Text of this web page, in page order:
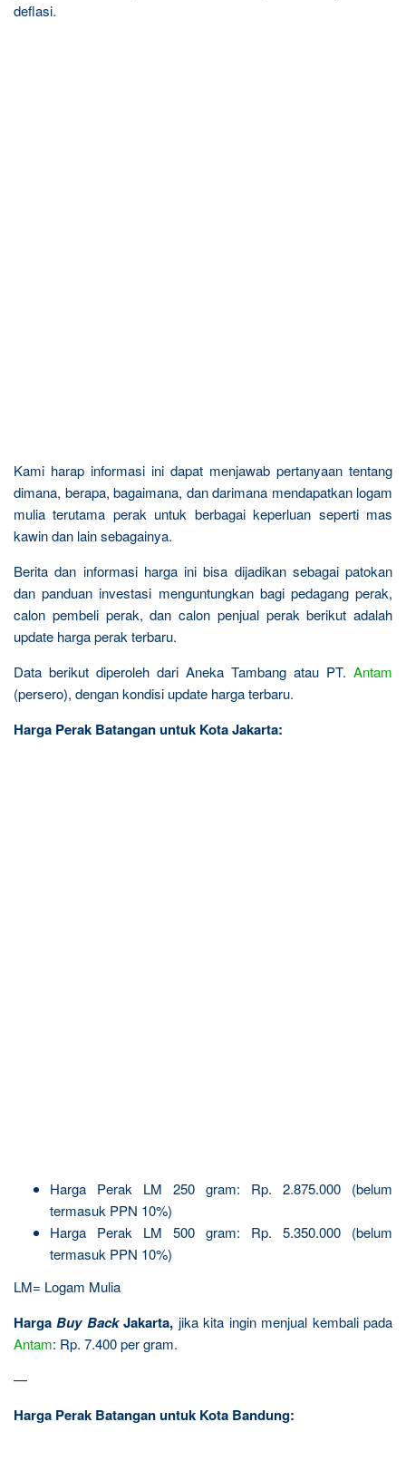
deflasi.
Kami harap informasi ini dapat menjawab pertanyaan tentang
dimana, berapa, bagaimana, dan darimana mendapatkan logam
mulia terutama perak untuk berbagai keperluan seperti mas
kawin dan lain sebagainya.
Berita dan informasi harga ini bisa dijadikan sebagai patokan
dan panduan investasi menguntungkan bagi pedagang perak,
calon pembeli perak, dan calon penjual perak berikut adalah
update harga perak terbaru.
Data berikut diperoleh dari Aneka Tambang atau PT. Antam
(persero), dengan kondisi update harga terbaru.
Harga Perak Batangan untuk Kota Jakarta:
Harga Perak LM 250 gram: Rp. 2.875.000 (belum
termasuk PPN 10%)
Harga Perak LM 500 gram: Rp. 5.350.000 (belum
termasuk PPN 10%)
LM= Logam Mulia
HargaBuy BackJakarta, jika kita ingin menjual kembali pada
Antam: Rp. 7.400 per gram.
—
Harga Perak Batangan untuk Kota Bandung: